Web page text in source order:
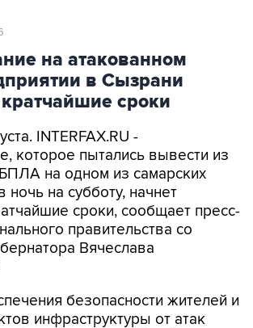
на атакованном
в Сызрани
кратчайшие сроки
INTERFAX.RU -
которое пытались вывести из
на одном из самарских
ночь на субботу, начнет
сроки, сообщает пресс-
правительства со
Вячеслава
безопасности жителей и
инфраструктуры от атак